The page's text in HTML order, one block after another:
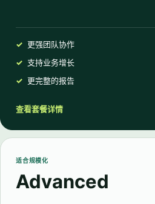
更强团队协作
支持业务增长
更完整的报告
查看套餐详情
适合规模化
Advanced